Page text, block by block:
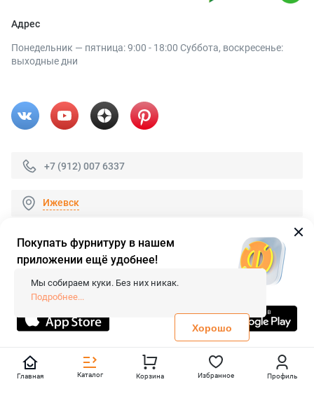
Адрес
Понедельник — пятница: 9:00 - 18:00 Суббота, воскресенье:
выходные дни
+7 (912) 007 6337
Ижевск
© 2026 «FieraShop.ru»
Сопровождение сайта
- Вебформат.
Все права защищены.
Не является публичной офертой
Политика конфиденциальности
Главная Каталог Корзина Избранное Профиль
Покупать фурнитуру в нашем
приложении ещё удобнее!
Мы собираем куки. Без них никак.
Подробнее...
Хорошо